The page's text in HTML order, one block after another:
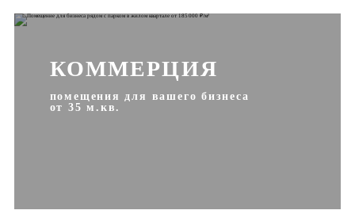
КОММЕРЦИЯ
помещения для вашего бизнеса
от 35 м.кв.